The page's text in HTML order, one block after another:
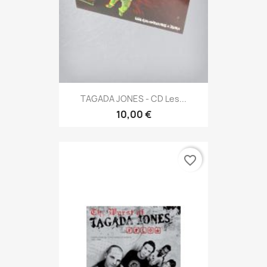
TAGADA JONES - CD Les...
10,00 €
favorite_border